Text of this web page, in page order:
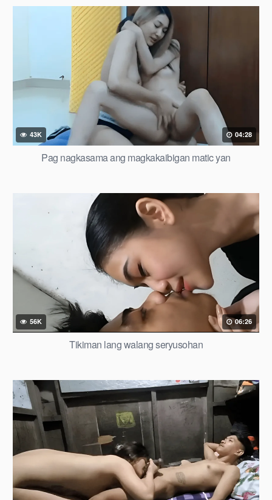
43K 04:28
Pag nagkasama ang magkakaibigan matic yan
56K 06:26
Tikiman lang walang seryusohan